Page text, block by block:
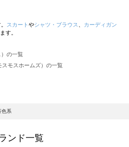
スカート やシャツ・ブラウス
カーディガン
す。
の一覧
モスホームズ）の一覧
バイサマンサモスモス）の一覧
ス ブルー）の一覧
色系
ンド一覧